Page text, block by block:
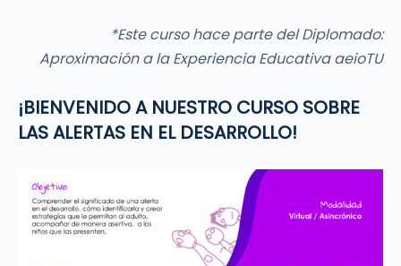
*Este curso hace parte del Diplomado:
Aproximación a la Experiencia Educativa aeioTU
¡BIENVENIDO A NUESTRO CURSO SOBRE
LAS ALERTAS EN EL DESARROLLO!